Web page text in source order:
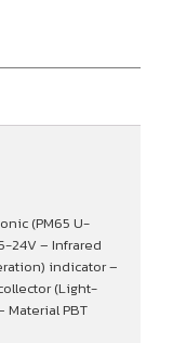
(PM65 U-
24V – Infrared
indicator –
(Light-
Material PBT